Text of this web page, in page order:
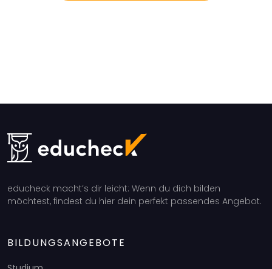
educheck macht’s dir leicht: Wenn du dich bilden
möchtest, findest du hier dein perfekt passendes Angebot.
BILDUNGSANGEBOTE